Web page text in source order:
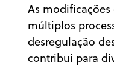
As
múltiplos
desregulação
contribui para